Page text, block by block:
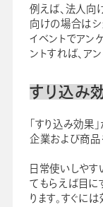
例えば、法人向
向けの場合はシ
イベントでアン
ントすれば、ア
すり込み
「すり込み効果
企業および商品
日常使いしやす
てもらえば目に
ります。すぐに